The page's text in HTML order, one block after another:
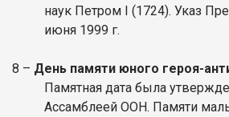
наук Петром I (1724). Указ
июня 1999 г.
8 – День памяти юного героя-
Памятная дата была
Ассамблеей ООН. Памяти